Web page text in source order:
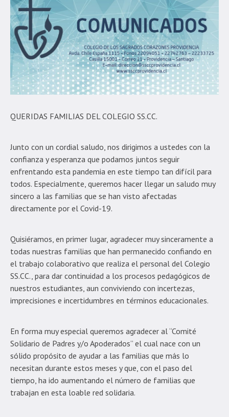
QUERIDAS FAMILIAS DEL COLEGIO SS.CC.
Junto con un cordial saludo, nos dirigimos a ustedes con la
confianza y esperanza que podamos juntos seguir
enfrentando esta pandemia en este tiempo tan difícil para
todos. Especialmente, queremos hacer llegar un saludo muy
sincero a las familias que se han visto afectadas
directamente por el Covid-19.
Quisiéramos, en primer lugar, agradecer muy sinceramente a
todas nuestras familias que han permanecido confiando en
el trabajo colaborativo que realiza el personal del Colegio
SS.CC., para dar continuidad a los procesos pedagógicos de
nuestros estudiantes, aun conviviendo con incertezas,
imprecisiones e incertidumbres en términos educacionales.
En forma muy especial queremos agradecer al “Comité
Solidario de Padres y/o Apoderados” el cual nace con un
sólido propósito de ayudar a las familias que más lo
necesitan durante estos meses y que, con el paso del
tiempo, ha ido aumentando el número de familias que
trabajan en esta loable red solidaria.